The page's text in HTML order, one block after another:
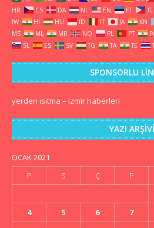
HR
CS DA NL EN ET TL
IW
HI HU ID IT JA KN
MS
ML MR NO PL PT
SL
ES SV TG TA TE
SPONSORLU
yerden ısıtma – izmir haberleri
YAZI ARŞIVI
OCAK 2021
P
S Ç P
4
5 6 7